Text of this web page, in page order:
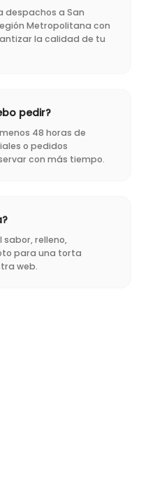
despachos a San
Metropolitana con
la calidad de tu
pedir?
48 horas de
o pedidos
con más tiempo.
sabor, relleno,
para una torta
web.